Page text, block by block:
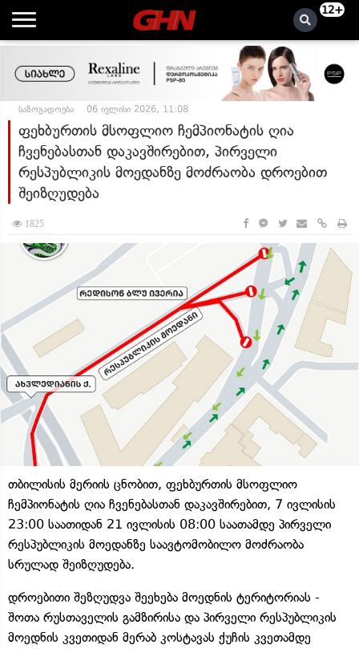
12+
საზოგადოება 06 ივლისი 2026, 11:08
ფეხბურთის მსოფლიო ჩემპიონატის ღია
ჩვენებასთან დაკავშირებით, პირველი
რესპუბლიკის მოედანზე მოძრაობა დროებით
შეიზღუდება
1825
თბილისის მერიის ცნობით, ფეხბურთის მსოფლიო
ჩემპიონატის ღია ჩვენებასთან დაკავშირებით, 7 ივლისის
23:00 საათიდან 21 ივლისის 08:00 საათამდე პირველი
რესპუბლიკის მოედანზე საავტომობილო მოძრაობა
სრულად შეიზღუდება.
დროებითი შეზღუდვა შეეხება მოედნის ტერიტორიას -
შოთა რუსთაველის გამზირისა და პირველი რესპუბლიკის
მოედნის კვეთიდან მერაბ კოსტავას ქუჩის კვეთამდე